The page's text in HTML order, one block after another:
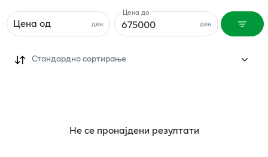
ден.
Цена од ден.
Цена до
Стандардно сортирање
Не се пронајдени резултати